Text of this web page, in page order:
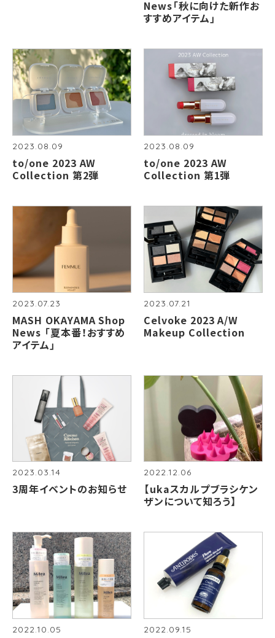
News「秋に向けた新作お
すすめアイテム」
2023.08.09
to/one 2023 AW
Collection 第2弾
2023.08.09
to/one 2023 AW
Collection 第1弾
2023.07.23
MASH OKAYAMA Shop
News 「夏本番！おすすめ
アイテム」
2023.07.21
Celvoke 2023 A/W
Makeup Collection
2023.03.14
3周年イベントのお知らせ
2022.12.06
【ukaスカルプブラシケン
ザンについて知ろう】
2022.10.05 2022.09.15